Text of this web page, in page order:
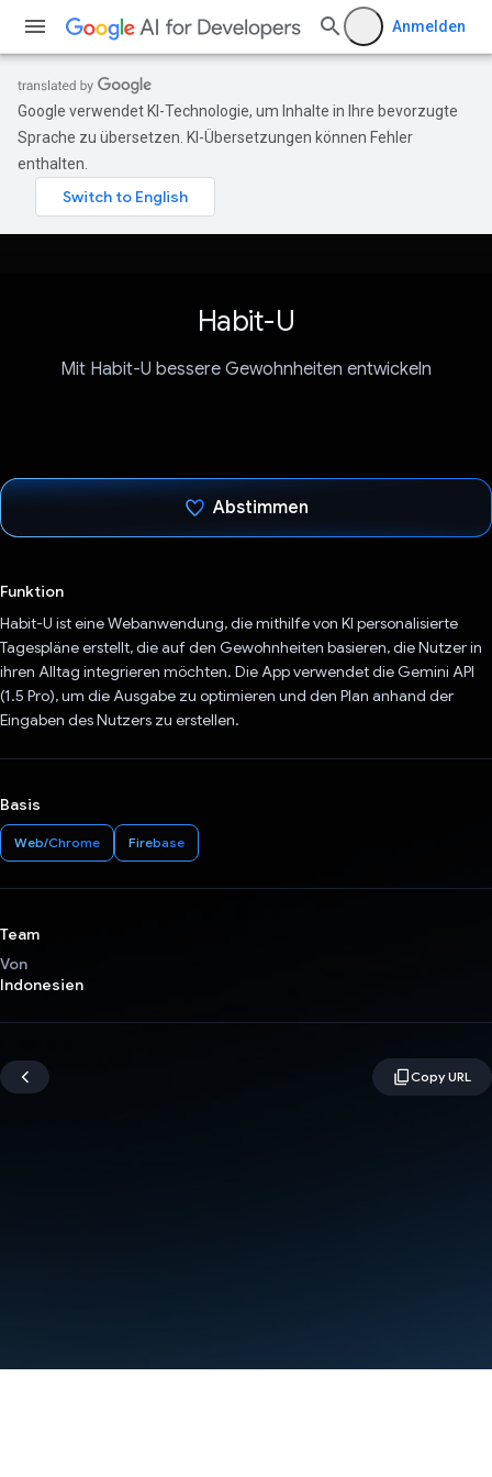
Anmelden
Google verwendet KI-Technologie, um Inhalte in Ihre bevorzugte
Sprache zu übersetzen. KI-Übersetzungen können Fehler
enthalten.
Habit-U
Mit Habit-U bessere Gewohnheiten entwickeln
Abstimmen
Funktion
Habit-U ist eine Webanwendung, die mithilfe von KI personalisierte
Tagespläne erstellt, die auf den Gewohnheiten basieren, die Nutzer in
ihren Alltag integrieren möchten. Die App verwendet die Gemini API
(1.5 Pro), um die Ausgabe zu optimieren und den Plan anhand der
Eingaben des Nutzers zu erstellen.
Basis
Web/Chrome Firebase
Team
Von
Indonesien